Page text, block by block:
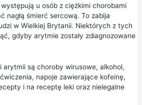
u osób z ciężkimi chorobami
nagłą śmierć sercową. To zabija
w Wielkiej Brytanii. Niektórych z tych
gdyby arytmie zostały zdiagnozowane
arytmii są choroby wirusowe, alkohol,
napoje zawierające kofeinę,
i na receptę leki oraz nielegalne